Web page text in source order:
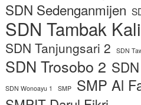
SDN Sedenganmijen
SDN Tambak
SDN Tanjungsari 2 SDN
SDN Trosobo 2
SDN Wonoayu 1 SMP SMP Al